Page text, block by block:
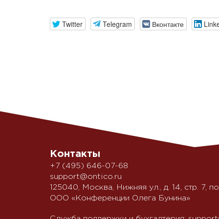
Twitter Telegram Вконтакте
Контакты
+7 (495) 646-07-68
support@ontico.ru
125040, Москва, Нижняя ул., д. 14, стр. 7,
ООО «Конференции Олега Бунина»